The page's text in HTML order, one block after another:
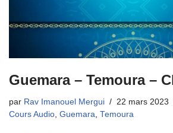
Guemara – Temoura –
par Rav Imanouel Mergui
22 mars 2023
Cours Audio, Guemara, Temoura